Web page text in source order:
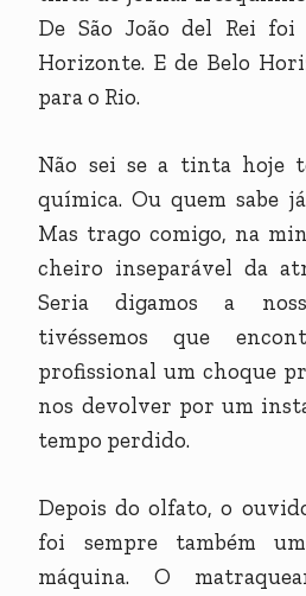
De São João del Rei foi
Horizonte. E de Belo
para o Rio.
Não sei se a tinta hoje
química. Ou quem sabe
Mas trago comigo, na
cheiro inseparável da
Seria digamos a
tivéssemos que
profissional um choque
nos devolver por um
tempo perdido.
Depois do olfato, o
foi sempre também
máquina. O